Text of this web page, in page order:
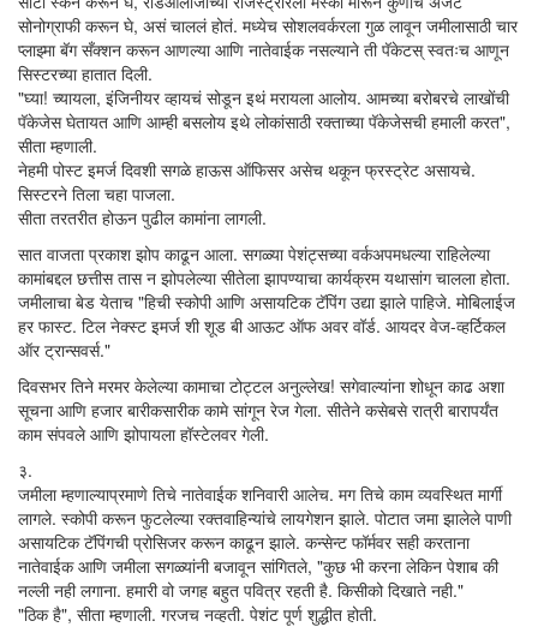
सोनोग्राफी करून घे, असं चाललं होतं. मध्येच सोशलवर्करला गुळ लावून जमीलासाठी चार
प्लाझ्मा बॅग सँक्शन करून आणल्या आणि नातेवाईक नसल्याने ती पॅकेटस् स्वतःच आणून
सिस्टरच्या हातात दिली.
"घ्या! च्यायला, इंजिनीयर व्हायचं सोडून इथं मरायला आलोय. आमच्या बरोबरचे लाखोंची
पॅकेजेस घेतायत आणि आम्ही बसलोय इथे लोकांसाठी रक्ताच्या पॅकेजेसची हमाली करत",
सीता म्हणाली.
नेहमी पोस्ट इमर्ज दिवशी सगळे हाऊस ऑफिसर असेच थकून फ्रस्ट्रेट असायचे.
सिस्टरने तिला चहा पाजला.
सीता तरतरीत होऊन पुढील कामांना लागली.
सात वाजता प्रकाश झोप काढून आला. सगळ्या पेशंट्सच्या वर्कअपमधल्या राहिलेल्या
कामांबद्दल छत्तीस तास न झोपलेल्या सीतेला झापण्याचा कार्यक्रम यथासांग चालला होता.
जमीलाचा बेड येताच "हिची स्कोपी आणि असायटिक टॅपिंग उद्या झाले पाहिजे. मोबिलाईज
हर फास्ट. टिल नेक्स्ट इमर्ज शी शूड बी आऊट ऑफ अवर वॉर्ड. आयदर वेज-व्हर्टिकल
ऑर ट्रान्सवर्स."
दिवसभर तिने मरमर केलेल्या कामाचा टोट्टल अनुल्लेख! सगेवाल्यांना शोधून काढ अशा
सूचना आणि हजार बारीकसारीक कामे सांगून रेज गेला. सीतेने कसेबसे रात्री बारापर्यंत
काम संपवले आणि झोपायला हॉस्टेलवर गेली.
३.
जमीला म्हणाल्याप्रमाणे तिचे नातेवाईक शनिवारी आलेच. मग तिचे काम व्यवस्थित मार्गी
लागले. स्कोपी करून फुटलेल्या रक्तवाहिन्यांचे लायगेशन झाले. पोटात जमा झालेले पाणी
असायटिक टॅपिंगची प्रोसिजर करून काढून झाले. कन्सेन्ट फॉर्मवर सही करताना
नातेवाईक आणि जमीला सगळ्यांनी बजावून सांगितले, "कुछ भी करना लेकिन पेशाब की
नल्ली नही लगाना. हमारी वो जगह बहुत पवित्र रहती है. किसीको दिखाते नही."
"ठिक है", सीता म्हणाली. गरजच नव्हती. पेशंट पूर्ण शुद्धीत होती.